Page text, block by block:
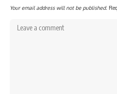
Your email address will not be published.